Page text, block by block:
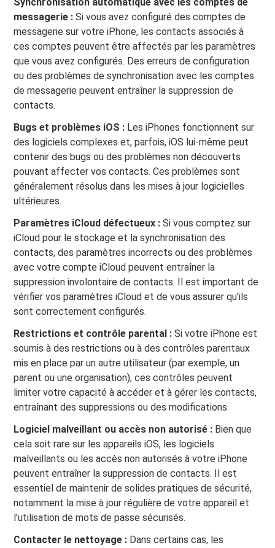
messagerie : Si vous avez configuré des comptes de
messagerie sur votre iPhone, les contacts associés à
ces comptes peuvent être affectés par les paramètres
que vous avez configurés. Des erreurs de configuration
ou des problèmes de synchronisation avec les comptes
de messagerie peuvent entraîner la suppression de
contacts.
Bugs et problèmes iOS : Les iPhones fonctionnent sur
des logiciels complexes et, parfois, iOS lui-même peut
contenir des bugs ou des problèmes non découverts
pouvant affecter vos contacts. Ces problèmes sont
généralement résolus dans les mises à jour logicielles
ultérieures.
Paramètres iCloud défectueux : Si vous comptez sur
iCloud pour le stockage et la synchronisation des
contacts, des paramètres incorrects ou des problèmes
avec votre compte iCloud peuvent entraîner la
suppression involontaire de contacts. Il est important de
vérifier vos paramètres iCloud et de vous assurer qu'ils
sont correctement configurés.
Restrictions et contrôle parental : Si votre iPhone est
soumis à des restrictions ou à des contrôles parentaux
mis en place par un autre utilisateur (par exemple, un
parent ou une organisation), ces contrôles peuvent
limiter votre capacité à accéder et à gérer les contacts,
entraînant des suppressions ou des modifications.
Logiciel malveillant ou accès non autorisé : Bien que
cela soit rare sur les appareils iOS, les logiciels
malveillants ou les accès non autorisés à votre iPhone
peuvent entraîner la suppression de contacts. Il est
essentiel de maintenir de solides pratiques de sécurité,
notamment la mise à jour régulière de votre appareil et
l'utilisation de mots de passe sécurisés.
Contacter le nettoyage : Dans certains cas, les